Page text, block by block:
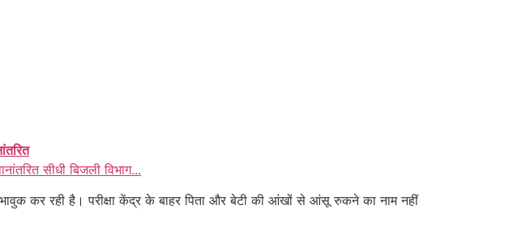
सीधी बिजली विभाग...
कर रही है। परीक्षा केंद्र के बाहर पिता और बेटी की आंखों से आंसू रुकने का नाम नहीं